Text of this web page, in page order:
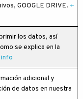
GOOGLE DRIVE. +
los datos, así
se explica en la
info
adicional y
de datos en nuestra